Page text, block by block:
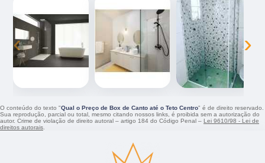
‹ ›
O conteúdo do texto "Qual o Preço de Box de Canto até o Teto Centro" é de direito reservado.
Sua reprodução, parcial ou total, mesmo citando nossos links, é proibida sem a autorização do
autor. Crime de violação de direito autoral – artigo 184 do Código Penal – Lei 9610/98 - Lei de
direitos autorais